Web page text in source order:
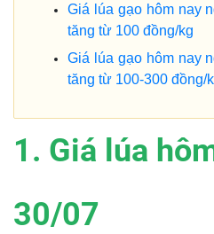
Giá lúa gạo hôm nay
tăng từ 100 đồng/kg
Giá lúa gạo hôm nay
tăng từ 100-300 đồng/
1. Giá lúa
30/07